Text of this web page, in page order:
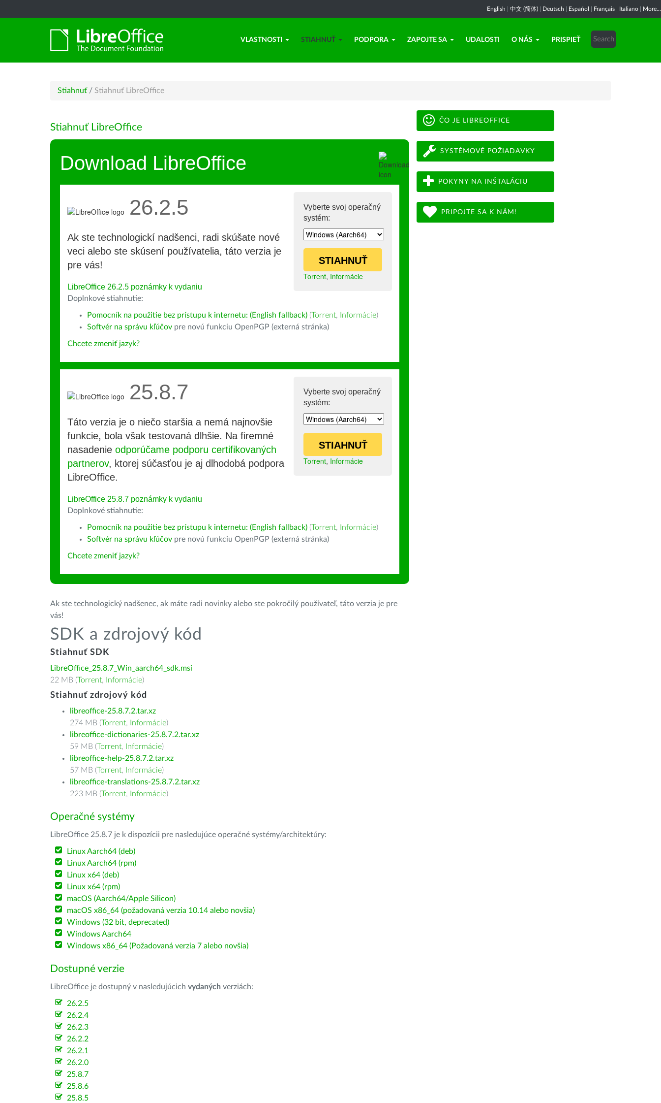
English 中文 (简体) Deutsch Español Français Italiano More...
VLASTNOSTI STIAHNUŤ PODPORA ZAPOJTE SA UDALOSTI O NÁS PRISPIEŤ
Stiahnuť / Stiahnuť LibreOffice
Stiahnuť LibreOffice
Download LibreOffice
Vyberte svoj operačný
systém:
STIAHNUŤ
Torrent, Informácie
26.2.5
Ak ste technologickí nadšenci, radi skúšate nové
veci alebo ste skúsení používatelia, táto verzia je
pre vás!
LibreOffice 26.2.5 poznámky k vydaniu
Doplnkové stiahnutie:
Pomocník na použitie bez prístupu k internetu: (English fallback) (Torrent, Informácie)
Softvér na správu kľúčov pre novú funkciu OpenPGP (externá stránka)
Chcete zmeniť jazyk?
Vyberte svoj operačný
systém:
STIAHNUŤ
Torrent, Informácie
25.8.7
Táto verzia je o niečo staršia a nemá najnovšie
funkcie, bola však testovaná dlhšie. Na firemné
nasadenie odporúčame podporu certifikovaných
partnerov, ktorej súčasťou je aj dlhodobá podpora
LibreOffice.
LibreOffice 25.8.7 poznámky k vydaniu
Doplnkové stiahnutie:
Pomocník na použitie bez prístupu k internetu: (English fallback) (Torrent, Informácie)
Softvér na správu kľúčov pre novú funkciu OpenPGP (externá stránka)
Chcete zmeniť jazyk?
Ak ste technologický nadšenec, ak máte radi novinky alebo ste pokročilý používateľ, táto verzia je pre
vás!
SDK a zdrojový kód
Stiahnuť SDK
LibreOffice_25.8.7_Win_aarch64_sdk.msi
22 MB (Torrent, Informácie)
Stiahnuť zdrojový kód
libreoffice-25.8.7.2.tar.xz
274 MB (Torrent, Informácie)
libreoffice-dictionaries-25.8.7.2.tar.xz
59 MB (Torrent, Informácie)
libreoffice-help-25.8.7.2.tar.xz
57 MB (Torrent, Informácie)
libreoffice-translations-25.8.7.2.tar.xz
223 MB (Torrent, Informácie)
Operačné systémy
LibreOffice 25.8.7 je k dispozícii pre nasledujúce operačné systémy/architektúry:
Linux Aarch64 (deb)
Linux Aarch64 (rpm)
Linux x64 (deb)
Linux x64 (rpm)
macOS (Aarch64/Apple Silicon)
macOS x86_64 (požadovaná verzia 10.14 alebo novšia)
Windows (32 bit, deprecated)
Windows Aarch64
Windows x86_64 (Požadovaná verzia 7 alebo novšia)
Dostupné verzie
LibreOffice je dostupný v nasledujúcich vydaných verziách:
26.2.5
26.2.4
26.2.3
26.2.2
26.2.1
26.2.0
25.8.7
25.8.6
25.8.5
ČO JE LIBREOFFICE
SYSTÉMOVÉ POŽIADAVKY
POKYNY NA INŠTALÁCIU
PRIPOJTE SA K NÁM!